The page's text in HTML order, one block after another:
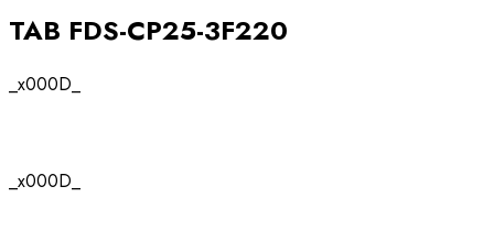
TAB FDS-CP25-3F220
_x000D_
_x000D_